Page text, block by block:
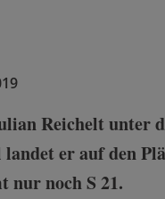
Reichelt unter
er auf den
nur noch S 21.